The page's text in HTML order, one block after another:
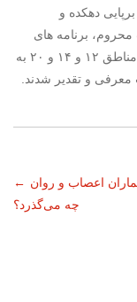
دهکده و
برنامه های
همگام با سلامت و برگزاری دوره های آموزشی، مناطق ۱۲ و ۱۴ و ۲۰ به
معرفی و تقدیر شدند.
← اعصاب و روان
چه می‌گذرد؟